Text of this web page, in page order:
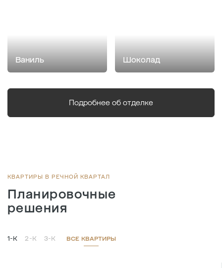
Ваниль Шоколад
Подробнее об отделке
КВАРТИРЫ В РЕЧНОЙ КВАРТАЛ
Планировочные
решения
1-К 2-К 3-К ВСЕ КВАРТИРЫ